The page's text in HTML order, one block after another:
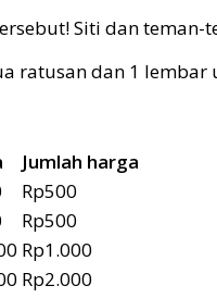
Siti dan
ratusan dan 1
Jumlah harga
Rp500
Rp500
Rp1.000
Rp2.000